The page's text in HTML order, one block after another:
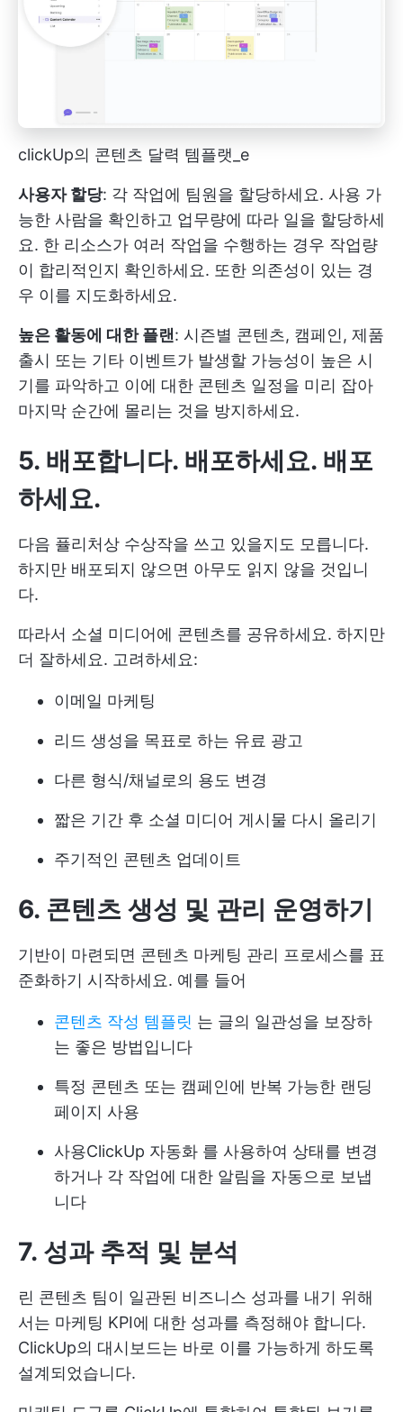
clickUp의 콘텐츠 달력 템플랫_e
사용자 할당: 각 작업에 팀원을 할당하세요. 사용 가
능한 사람을 확인하고 업무량에 따라 일을 할당하세
요. 한 리소스가 여러 작업을 수행하는 경우 작업량
이 합리적인지 확인하세요. 또한 의존성이 있는 경
우 이를 지도화하세요.
높은 활동에 대한 플랜 : 시즌별 콘텐츠, 캠페인, 제품
출시 또는 기타 이벤트가 발생할 가능성이 높은 시
기를 파악하고 이에 대한 콘텐츠 일정을 미리 잡아
마지막 순간에 몰리는 것을 방지하세요.
5. 배포합니다. 배포하세요. 배포
하세요.
다음 퓰리처상 수상작을 쓰고 있을지도 모릅니다.
하지만 배포되지 않으면 아무도 읽지 않을 것입니
다.
따라서 소셜 미디어에 콘텐츠를 공유하세요. 하지만
더 잘하세요. 고려하세요:
이메일 마케팅
리드 생성을 목표로 하는 유료 광고
다른 형식/채널로의 용도 변경
짧은 기간 후 소셜 미디어 게시물 다시 올리기
주기적인 콘텐츠 업데이트
6. 콘텐츠 생성 및 관리 운영하기
기반이 마련되면 콘텐츠 마케팅 관리 프로세스를 표
준화하기 시작하세요. 예를 들어
콘텐츠 작성 템플릿 는 글의 일관성을 보장하
는 좋은 방법입니다
특정 콘텐츠 또는 캠페인에 반복 가능한 랜딩
페이지 사용
사용ClickUp 자동화 를 사용하여 상태를 변경
하거나 각 작업에 대한 알림을 자동으로 보냅
니다
7. 성과 추적 및 분석
린 콘텐츠 팀이 일관된 비즈니스 성과를 내기 위해
서는 마케팅 KPI에 대한 성과를 측정해야 합니다.
ClickUp의 대시보드는 바로 이를 가능하게 하도록
설계되었습니다.